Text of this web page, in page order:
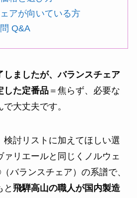
アが向いている方
Q&A
しましたが、バランスチェア
した定番品＝焦らず、必要な
大丈夫です。
検討リストに加えてほしい選
リエールと同じくノルウェ
バランスチェア）の系譜で、
と飛騨高山の職人が国内製造